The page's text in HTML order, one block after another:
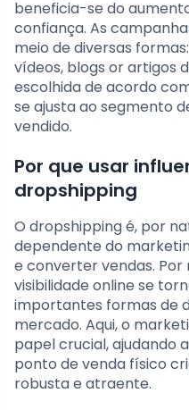
beneficia-se do
confiança. As
meio de diversas
vídeos, blogs or artigos
escolhida de acordo
se ajusta ao segmento
vendido.
Por que usar
dropshipping
O dropshipping é, por
dependente do
e converter vendas.
visibilidade online se
importantes formas de
mercado. Aqui, o
papel crucial, ajudando
ponto de venda físico
robusta e atraente.